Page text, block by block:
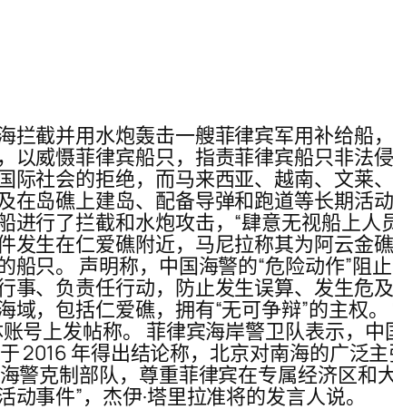
拦截并用水炮轰击一艘菲律宾军用补给船
以威慑菲律宾船只，指责菲律​​宾船只非法
际社会的拒绝，而马来西亚、越南、文莱
在岛礁上建岛、配备导弹和跑道等长期活
进行了拦截和水炮攻击，“肆意无视船上人
发生在仁爱礁附近，马尼拉称其为阿云金
船只。 声明称，中国海警的“危险动作”阻
事、负责任行动，防止发生误算、发生危
域，包括仁爱礁，拥有“无可争辩”的主权
号上发帖称。 菲律宾海岸警卫队表示，
2016 年得出结论称，北京对南海的广泛
警克制部队，尊重菲律宾在专属经济区
事件”，杰伊·塔里拉准将的发言人说。